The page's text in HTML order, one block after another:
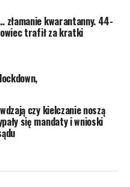
złamanie kwarantanny. 44-
trafił za kratki
czy kielczanie noszą
się mandaty i wnioski